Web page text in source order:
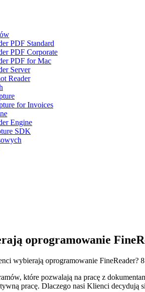
PDF Standard
PDF Corporate
PDF for Mac
Server
Reader
for Invoices
Engine
SDK
oprogramowanie
wybierają oprogramowanie FineReader?
które pozwalają na pracę z
pracę. Dlaczego nasi Klienci decydują